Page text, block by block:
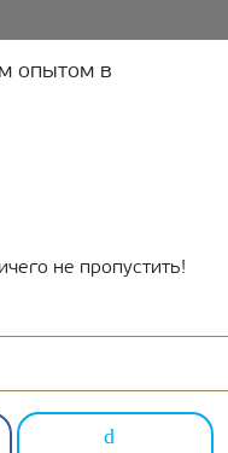
опытом в
не пропустить!